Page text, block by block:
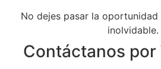
No dejes pasar la
inolvidable.
Contáctanos por